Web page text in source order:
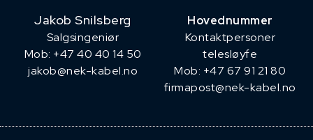
Jakob Snilsberg
​Salgsingeniør
Mob: +47 40 40 14 50
jakob@nek-kabel.no
Hovednummer
Kontaktpersoner
telesløyfe
Mob: +47 67 91 21 80
firmapost@nek-kabel.no